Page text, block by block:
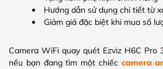
Hướng dẫn sử dụng chi tiết từ
Giảm giá đặc biệt khi mua số
Camera WiFi quay quét Ezviz H6C Pro
nếu bạn đang tìm một chiếc camera